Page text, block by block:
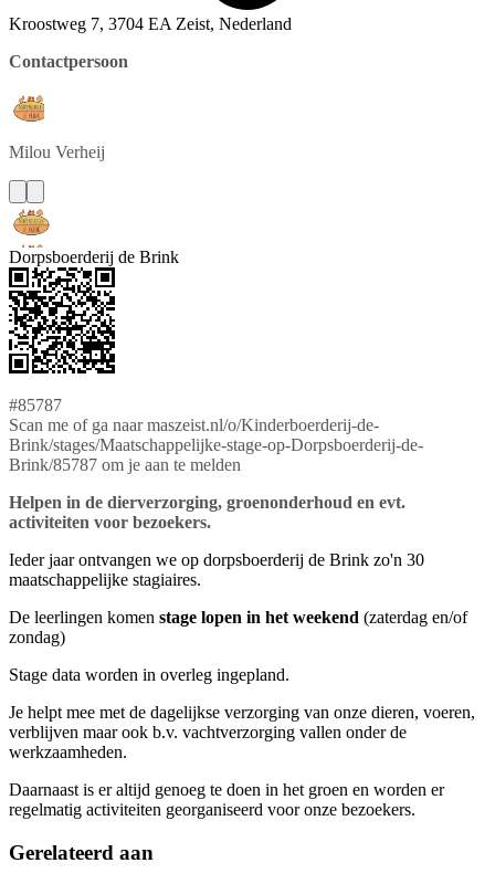
Kroostweg 7, 3704 EA Zeist, Nederland
Contactpersoon
Milou Verheij
Dorpsboerderij de Brink
#85787
Scan me of ga naar maszeist.nl/o/Kinderboerderij-de-
Brink/stages/Maatschappelijke-stage-op-Dorpsboerderij-de-
Brink/85787 om je aan te melden
Helpen in de dierverzorging, groenonderhoud en evt.
activiteiten voor bezoekers.
Ieder jaar ontvangen we op dorpsboerderij de Brink zo'n 30
maatschappelijke stagiaires.
De leerlingen komen stage lopen in het weekend (zaterdag en/of
zondag)
Stage data worden in overleg ingepland.
Je helpt mee met de dagelijkse verzorging van onze dieren, voeren,
verblijven maar ook b.v. vachtverzorging vallen onder de
werkzaamheden.
Daarnaast is er altijd genoeg te doen in het groen en worden er
regelmatig activiteiten georganiseerd voor onze bezoekers.
Gerelateerd aan